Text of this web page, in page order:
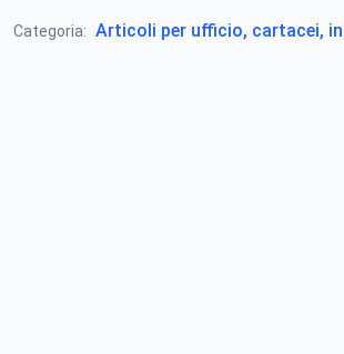
Categoria: Articoli per ufficio, cartacei,